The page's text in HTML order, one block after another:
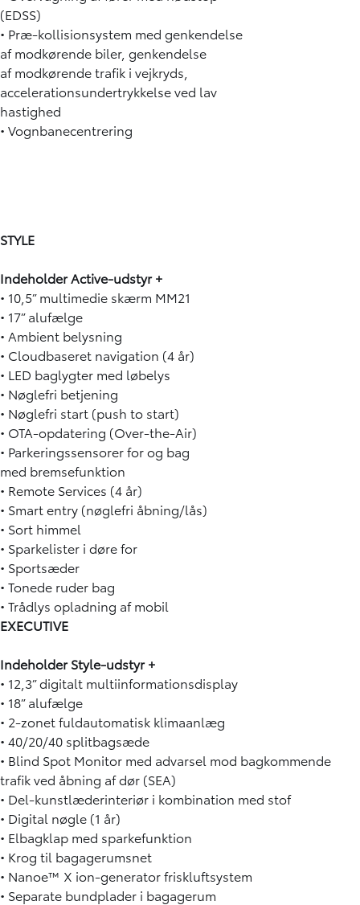
(EDSS)
• Præ-kollisionsystem med genkendelse
af modkørende biler, genkendelse
af modkørende trafik i vejkryds,
accelerationsundertrykkelse ved lav
hastighed
• Vognbanecentrering
STYLE
Indeholder Active-udstyr +
• 10,5” multimedie skærm MM21
• 17” alufælge
• Ambient belysning
• Cloudbaseret navigation (4 år)
• LED baglygter med løbelys
• Nøglefri betjening
• Nøglefri start (push to start)
• OTA-opdatering (Over-the-Air)
• Parkeringssensorer for og bag
med bremsefunktion
• Remote Services (4 år)
• Smart entry (nøglefri åbning/lås)
• Sort himmel
• Sparkelister i døre for
• Sportsæder
• Tonede ruder bag
• Trådlys opladning af mobil
EXECUTIVE
Indeholder Style-udstyr +
• 12,3” digitalt multiinformationsdisplay
• 18” alufælge
• 2-zonet fuldautomatisk klimaanlæg
• 40/20/40 splitbagsæde
• Blind Spot Monitor med advarsel mod bagkommende
trafik ved åbning af dør (SEA)
• Del-kunstlæderinteriør i kombination med stof
• Digital nøgle (1 år)
• Elbagklap med sparkefunktion
• Krog til bagagerumsnet
• Nanoe™ X ion-generator friskluftsystem
• Separate bundplader i bagagerum